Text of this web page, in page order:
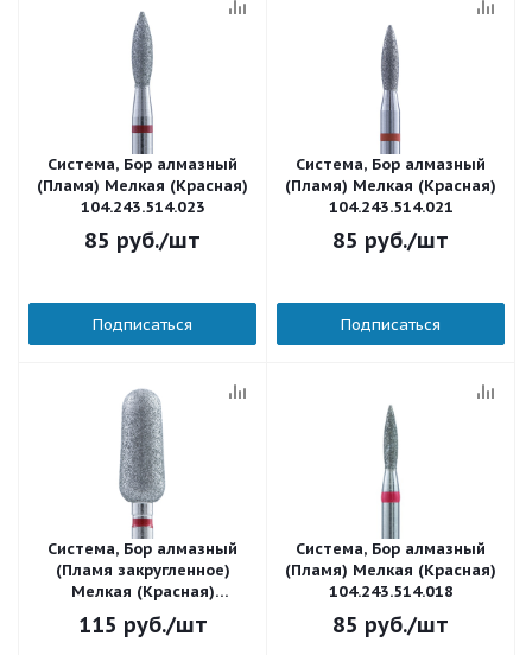
Система, Бор алмазный
(Пламя) Мелкая (Красная)
104.243.514.023
85 руб./шт
Подписаться
Система, Бор алмазный
(Пламя) Мелкая (Красная)
104.243.514.021
85 руб./шт
Подписаться
Система, Бор алмазный
(Пламя закругленное)
Мелкая (Красная)
104.263.514.050
115 руб./шт
Система, Бор алмазный
(Пламя) Мелкая (Красная)
104.243.514.018
85 руб./шт